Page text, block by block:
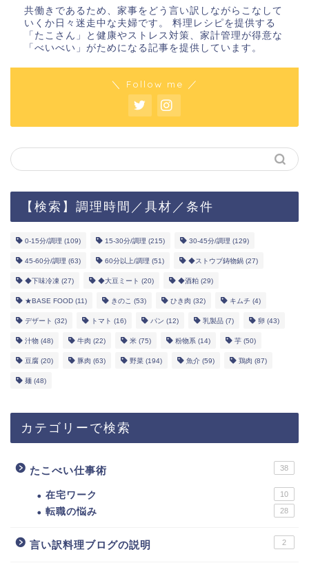
共働きであるため、家事をどう言い訳しながらこなして
いくか日々迷走中な夫婦です。 料理レシピを提供する
「たこさん」と健康やストレス対策、家計管理が得意な
「べいべい」がためになる記事を提供しています。
＼ Follow me ／
【検索】調理時間／具材／条件
0-15分/調理 (109) 15-30分/調理 (215) 30-45分/調理 (129)
45-60分/調理 (63) 60分以上/調理 (51) ◆ストウブ鋳物鍋 (27)
◆下味冷凍 (27) ◆大豆ミート (20) ◆酒粕 (29)
★BASE FOOD (11) きのこ (53) ひき肉 (32) キムチ (4)
デザート (32) トマト (16) パン (12) 乳製品 (7) 卵 (43)
汁物 (48) 牛肉 (22) 米 (75) 粉物系 (14) 芋 (50)
豆腐 (20) 豚肉 (63) 野菜 (194) 魚介 (59) 鶏肉 (87)
麺 (48)
カテゴリーで検索
たこべい仕事術 38
在宅ワーク 10
転職の悩み 28
言い訳料理ブログの説明 2